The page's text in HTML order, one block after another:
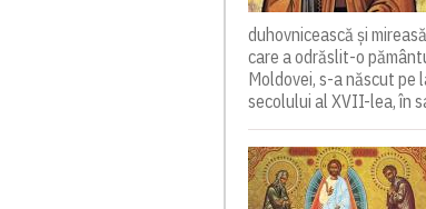
duhovnicească și
care a odrăslit-o
Moldovei, s-a născut pe
secolului al XVII-lea, în